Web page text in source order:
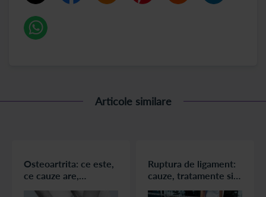
Articole similare
Osteoartrita: ce este,
ce cauze are,
Ruptura de ligament:
cauze, tratamente si